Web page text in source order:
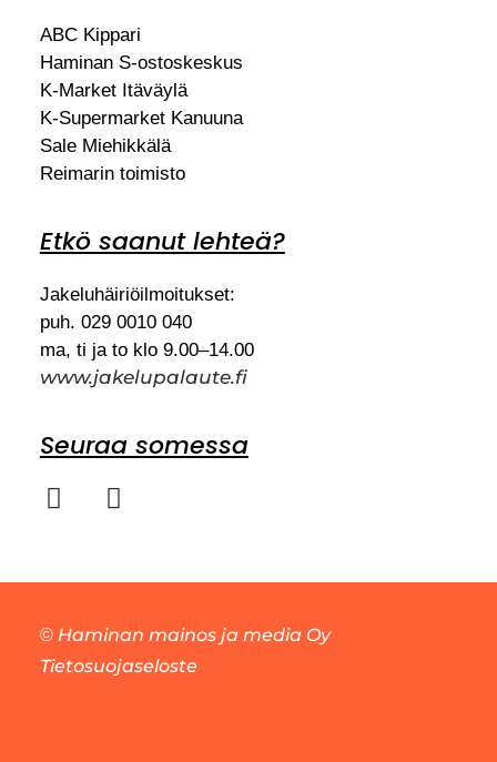
ABC Kippari
Haminan S-ostoskeskus
K-Market Itäväylä
K-Supermarket Kanuuna
Sale Miehikkälä
Reimarin toimisto
Etkö saanut lehteä?
Jakeluhäiriöilmoitukset:
puh. 029 0010 040
ma, ti ja to klo 9.00–14.00
www.jakelupalaute.fi
Seuraa somessa
© Haminan mainos ja media Oy
Tietosuojaseloste